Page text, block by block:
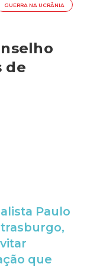
GUERRA NA UCRÂNIA
de
Paulo
que